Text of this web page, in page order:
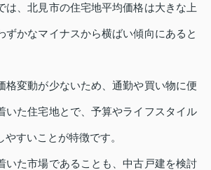
は、北見市の住宅地平均価格は大きな上
ずかなマイナスから横ばい傾向にあると
格変動が少ないため、通勤や買い物に便
いた住宅地とで、予算やライフスタイル
すいことが特徴です。
いた市場であることも、中古戸建を検討